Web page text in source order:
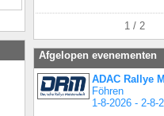
1 / 2
Afgelopen evenementen
ADAC Rallye
Föhren
1-8-2026 - 2-8-